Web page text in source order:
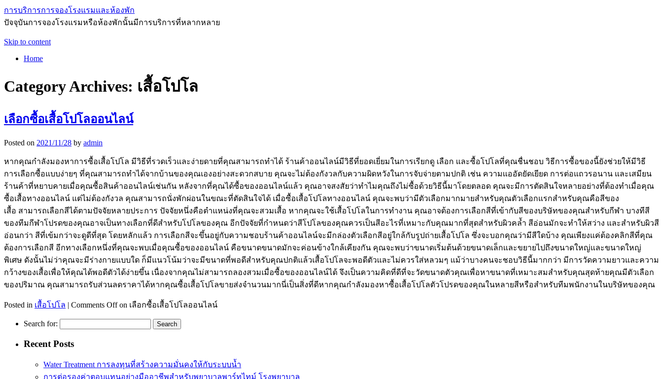
การบริการการจองโรงแรมและห้องพัก
ปัจจุบันการจองโรงแรมหรือห้องพักนั้นมีการบริการที่หลากหลาย
Skip to content
Home
Category Archives: เสื้อโปโล
เลือกซื้อเสื้อโปโลออนไลน์
Posted on 2021/11/28 by admin
หากคุณกำลังมองหาการซื้อเสื้อโปโล มีวิธีที่รวดเร็วและง่ายดายที่คุณสามารถทำได้ ร้านค้าออนไลน์มีวิธีที่ยอดเยี่ยมในการเรียกดู เลือก และซื้อโปโลที่คุณชื่นชอบ วิธีการซื้อของนี้ยังช่วยให้มีวิธี
การเลือกซื้อแบบง่ายๆ ที่คุณสามารถทำได้จากบ้านของคุณเองอย่างสะดวกสบาย คุณจะไม่ต้องกังวลกับความผิดหวังในการจับจ่ายตามปกติ เช่น ความแออัดยัดเยียด การต่อแถวรอนาน และเสมียน
ร้านค้าที่หยาบคายเมื่อคุณซื้อสินค้าออนไลน์เช่นกัน หลังจากที่คุณได้ซื้อของออนไลน์แล้ว คุณอาจสงสัยว่าทำไมคุณถึงไม่ซื้อด้วยวิธีนี้มาโดยตลอด คุณจะมีการตัดสินใจหลายอย่างที่ต้องทำเมื่อคุณ
ซื้อเสื้อทางออนไลน์ แต่ไม่ต้องกังวล คุณสามารถนั่งพักผ่อนในขณะที่ตัดสินใจได้ เมื่อซื้อเสื้อโปโลทางออนไลน์ คุณจะพบว่ามีตัวเลือกมากมายสำหรับคุณตัวเลือกแรกสำหรับคุณคือสีของ
เสื้อ สามารถเลือกสีได้ตามปัจจัยหลายประการ ปัจจัยหนึ่งคือตำแหน่งที่คุณจะสวมเสื้อ หากคุณจะใช้เสื้อโปโลในการทำงาน คุณอาจต้องการเลือกสีที่เข้ากับสีของบริษัทของคุณสำหรับกีฬา บางทีสี
ของทีมกีฬาโปรดของคุณอาจเป็นทางเลือกที่ดีสำหรับโปโลของคุณ อีกปัจจัยที่กำหนดว่าสีโปโลของคุณควรเป็นสีอะไรที่เหมาะกับคุณมากที่สุดสำหรับผิวคล้ำ สีอ่อนมักจะทำให้สว่าง และสำหรับผิวสี
อ่อนกว่า สีที่เข้มกว่าจะดูดีที่สุด โดยหลักแล้ว การเลือกสีจะขึ้นอยู่กับความชอบร้านค้าออนไลน์จะมีกล่องตัวเลือกสีอยู่ใกล้กับรูปถ่ายเสื้อโปโล ซึ่งจะบอกคุณว่ามีสีใดบ้าง คุณเพียงแค่ต้องคลิกสีที่คุณ
ต้องการเลือกสี อีกทางเลือกหนึ่งที่คุณจะพบเมื่อคุณซื้อของออนไลน์ คือขนาดขนาดมักจะค่อนข้างใกล้เคียงกัน คุณจะพบว่าขนาดเริ่มต้นด้วยขนาดเล็กและขยายไปถึงขนาดใหญ่และขนาดใหญ่
พิเศษ ดังนั้นไม่ว่าคุณจะมีร่างกายแบบใด ก็มีแนวโน้มว่าจะมีขนาดที่พอดีสำหรับคุณปกติแล้วเสื้อโปโลจะพอดีตัวและไม่ควรใส่หลวมๆ แม้ว่าบางคนจะชอบวิธีนี้มากกว่า มีการวัดความยาวและความ
กว้างของเสื้อเพื่อให้คุณได้พอดีตัวได้ง่ายขึ้น เนื่องจากคุณไม่สามารถลองสวมเมื่อซื้อของออนไลน์ได้ จึงเป็นความคิดที่ดีที่จะวัดขนาดตัวคุณเพื่อหาขนาดที่เหมาะสมสำหรับคุณสุดท้ายคุณมีตัวเลือก
ของปริมาณ คุณสามารถรับส่วนลดราคาได้หากคุณซื้อเสื้อโปโลขายส่งจำนวนมากนี่เป็นสิ่งที่ดีหากคุณกำลังมองหาซื้อเสื้อโปโลตัวโปรดของคุณในหลายสีหรือสำหรับทีมพนักงานในบริษัทของคุณ
Posted in เสื้อโปโล | Comments Offon เลือกซื้อเสื้อโปโลออนไลน์
Search for:
Recent Posts
Water Treatment การลงทุนที่สร้างความมั่นคงให้กับระบบน้ำ
การต่อรองค่าตอบแทนอย่างมืออาชีพสำหรับพยาบาลพาร์ทไทม์ โรงพยาบาล